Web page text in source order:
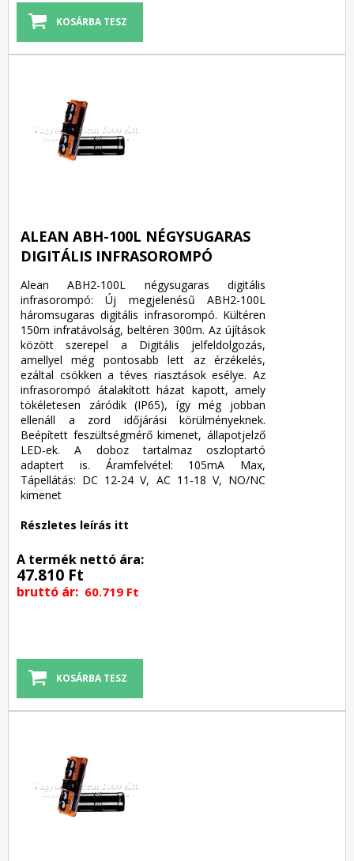
ALEAN ABH-100L NÉGYSUGARAS
DIGITÁLIS INFRASOROMPÓ
Alean ABH2-100L négysugaras digitális
infrasorompó: Új megjelenésű ABH2-100L
háromsugaras digitális infrasorompó. Kültéren
150m infratávolság, beltéren 300m. Az újítások
között szerepel a Digitális jelfeldolgozás,
amellyel még pontosabb lett az érzékelés,
ezáltal csökken a téves riasztások esélye. Az
infrasorompó átalakított házat kapott, amely
tökéletesen záródik (IP65), így még jobban
ellenáll a zord időjárási körülményeknek.
Beépített feszültségmérő kimenet, állapotjelző
LED-ek. A doboz tartalmaz oszloptartó
adaptert is. Áramfelvétel: 105mA Max,
Tápellátás: DC 12-24 V, AC 11-18 V, NO/NC
kimenet
Részletes leírás itt
A termék nettó ára:
47.810 Ft
bruttó ár: 60.719 Ft